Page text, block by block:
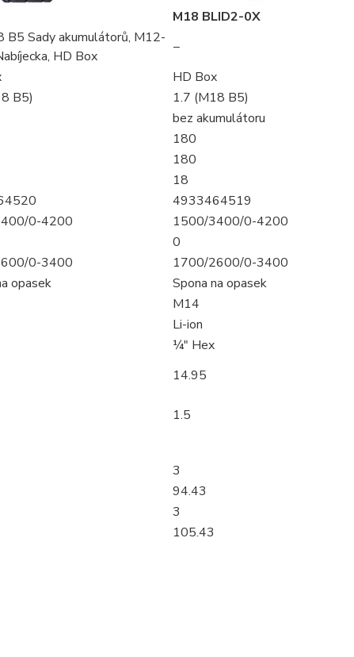
M18 BLID2-0X
B5 Sady akumulátorů, M12-
HD Box
−
HD Box
B5)
1.7 (M18 B5)
bez akumulátoru
180
180
18
4933464519
0-4200
1500/3400/0-4200
0
0-3400
1700/2600/0-3400
opasek
Spona na opasek
M14
Li-ion
¼″ Hex
14.95
1.5
3
94.43
3
105.43